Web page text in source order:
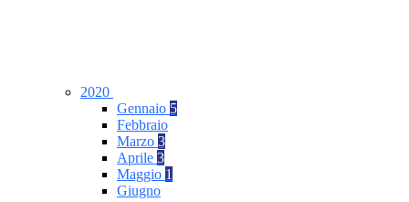
2020
Gennaio 5
Febbraio
Marzo 3
Aprile 3
Maggio 1
Giugno